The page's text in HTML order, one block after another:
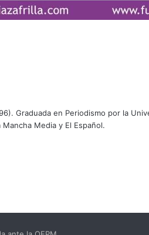
Graduada en Periodismo por la
Mancha Media y El Español.